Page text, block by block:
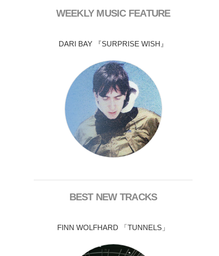
WEEKLY MUSIC FEATURE
DARI BAY 『SURPRISE WISH』
BEST NEW TRACKS
FINN WOLFHARD 「TUNNELS」